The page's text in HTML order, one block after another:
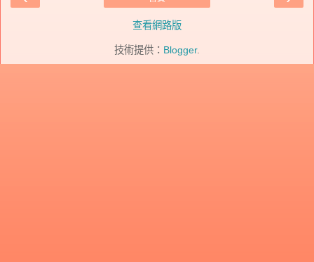
查看網路版
技術提供： Blogger.